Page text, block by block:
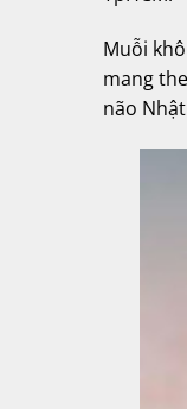
Muỗi
mang
não